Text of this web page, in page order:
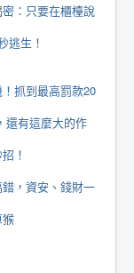
：只要在櫃檯說
逃生！
抓到最高罰款20
還有這麼大的作
！
，資安、錢財一